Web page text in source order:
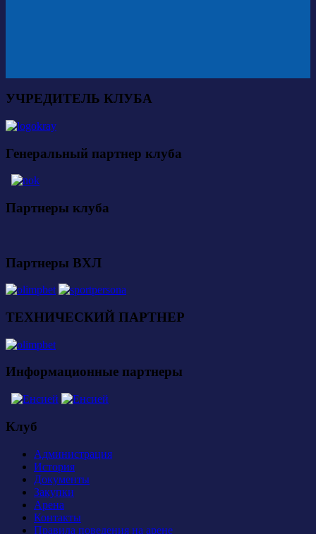
УЧРЕДИТЕЛЬ КЛУБА
Генеральный партнер клуба
Партнеры клуба
Партнеры ВХЛ
ТЕХНИЧЕСКИЙ ПАРТНЕР
Информационные партнеры
Клуб
Администрация
История
Документы
Закупки
Арена
Контакты
Правила поведения на арене